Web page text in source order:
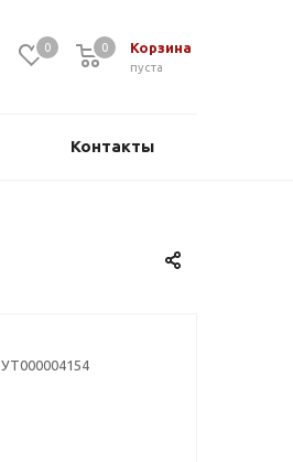
0 Корзина
0
пуста
0
Контакты
УТ000004154